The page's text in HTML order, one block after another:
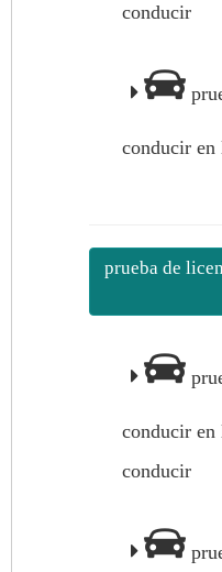
conducir
conducir en
prueba de
conducir en
conducir